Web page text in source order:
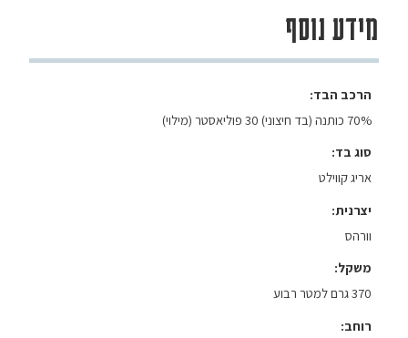
מידע נוסף
הרכב הבד
70% כותנה (בד חיצוני) 30 פוליאסטר (מילוי)
סוג בד
אריג קווילט
יצרנית
וורהס
משקל
370 גרם למטר רבוע
רוחב